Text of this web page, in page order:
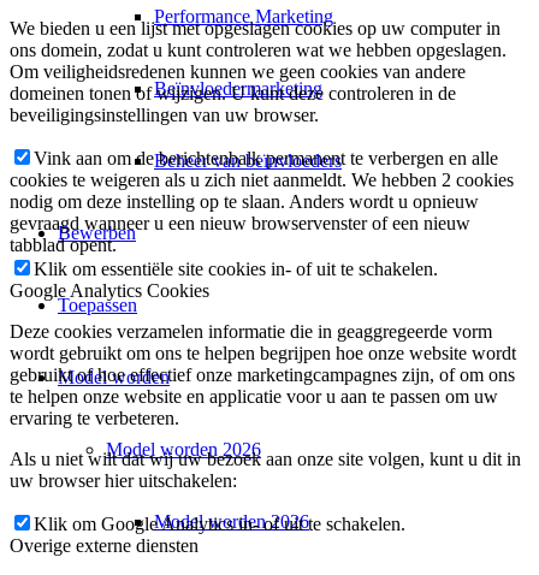
Performance Marketing
Beïnvloedermarketing
Beheer van beïnvloeders
Bewerben
Toepassen
Model worden
Model worden 2026
Model worden 2026
We bieden u een lijst met opgeslagen cookies op uw computer in
ons domein, zodat u kunt controleren wat we hebben opgeslagen.
Om veiligheidsredenen kunnen we geen cookies van andere
domeinen tonen of wijzigen. U kunt deze controleren in de
beveiligingsinstellingen van uw browser.
Vink aan om de berichtenbalk permanent te verbergen en alle
cookies te weigeren als u zich niet aanmeldt. We hebben 2 cookies
nodig om deze instelling op te slaan. Anders wordt u opnieuw
gevraagd wanneer u een nieuw browservenster of een nieuw
tabblad opent.
Klik om essentiële site cookies in- of uit te schakelen.
Google Analytics Cookies
Deze cookies verzamelen informatie die in geaggregeerde vorm
wordt gebruikt om ons te helpen begrijpen hoe onze website wordt
gebruikt of hoe effectief onze marketingcampagnes zijn, of om ons
te helpen onze website en applicatie voor u aan te passen om uw
ervaring te verbeteren.
Als u niet wilt dat wij uw bezoek aan onze site volgen, kunt u dit in
uw browser hier uitschakelen:
Klik om Google Analytics in- of uit te schakelen.
Overige externe diensten